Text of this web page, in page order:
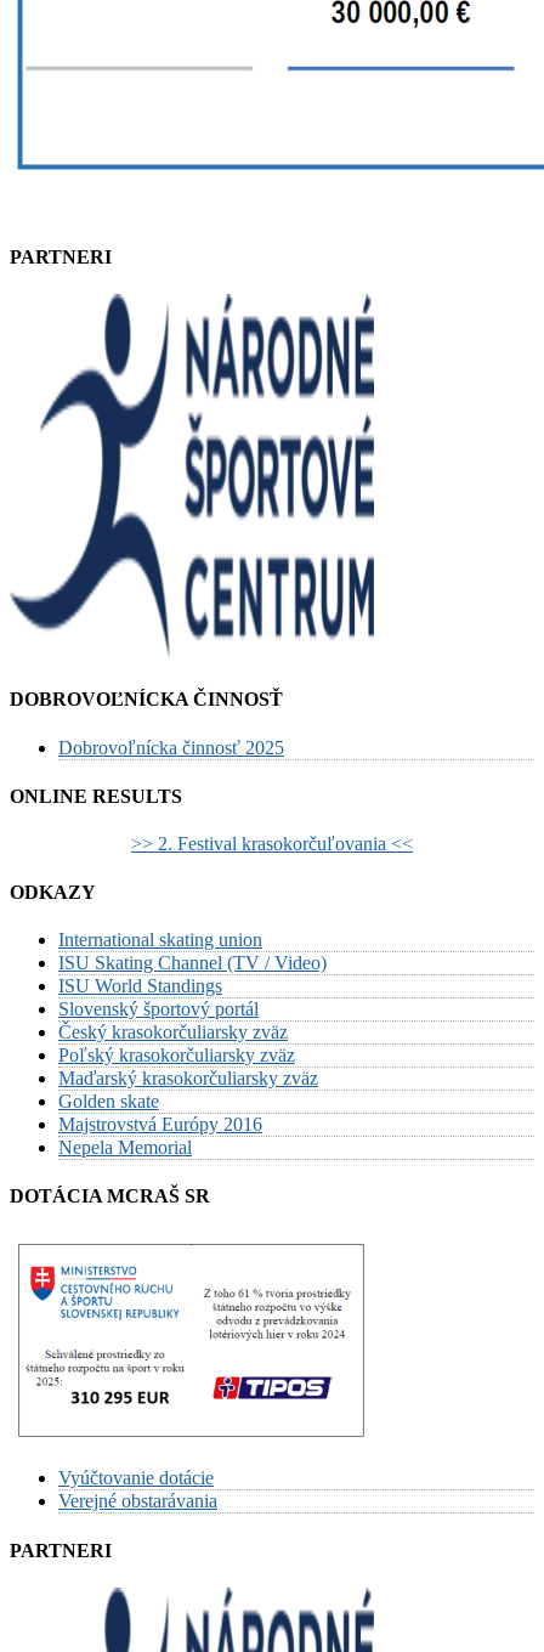
PARTNERI
DOBROVOĽNÍCKA ČINNOSŤ
Dobrovoľnícka činnosť 2025
ONLINE RESULTS
>> 2. Festival krasokorčuľovania <<
ODKAZY
International skating union
ISU Skating Channel (TV / Video)
ISU World Standings
Slovenský športový portál
Český krasokorčuliarsky zväz
Poľský krasokorčuliarsky zväz
Maďarský krasokorčuliarsky zväz
Golden skate
Majstrovstvá Európy 2016
Nepela Memorial
DOTÁCIA MCRAŠ SR
Vyúčtovanie dotácie
Verejné obstarávania
PARTNERI